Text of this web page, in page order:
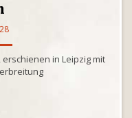
in Leipzig mit